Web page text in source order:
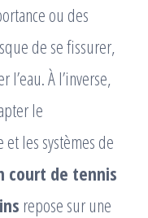
ou des
de se fissurer,
À l’inverse,
le
les systèmes de
court de tennis
repose sur une